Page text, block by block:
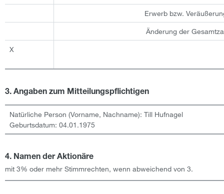
Erwerb bzw.
Änderung der
X
3. Angaben zum Mitteilungspflichtigen
Natürliche Person (Vorname, Nachname): Till Hufnagel
Geburtsdatum: 04.01.1975
4. Namen der Aktionäre
mit 3% oder mehr Stimmrechten, wenn abweichend von 3.